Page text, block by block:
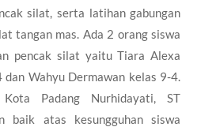
silat, serta latihan gabungan
tangan mas. Ada 2 orang siswa
pencak silat yaitu Tiara Alexa
dan Wahyu Dermawan kelas 9-4.
Padang Nurhidayati, ST
baik atas kesungguhan siswa